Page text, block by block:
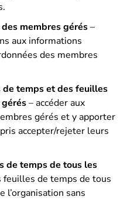
.
membres gérés–
aux informations
des membres
temps et des feuilles
– accéder aux
gérés et y apporter
accepter/rejeter leurs
de temps de tous les
feuilles de temps de tous
l’organisation sans